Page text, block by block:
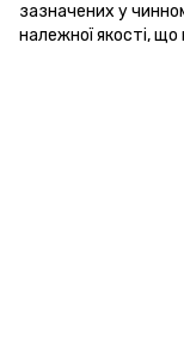
зазначених у
належної якості,